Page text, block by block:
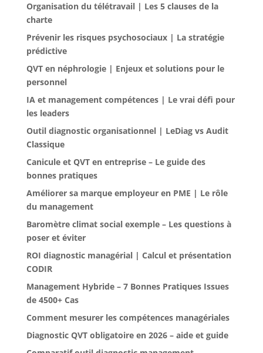
Organisation du télétravail | Les 5 clauses de la
charte
Prévenir les risques psychosociaux | La stratégie
prédictive
QVT en néphrologie | Enjeux et solutions pour le
personnel
IA et management compétences | Le vrai défi pour
les leaders
Outil diagnostic organisationnel | LeDiag vs Audit
Classique
Canicule et QVT en entreprise – Le guide des
bonnes pratiques
Améliorer sa marque employeur en PME | Le rôle
du management
Baromètre climat social exemple – Les questions à
poser et éviter
ROI diagnostic managérial | Calcul et présentation
CODIR
Management Hybride – 7 Bonnes Pratiques Issues
de 4500+ Cas
Comment mesurer les compétences managériales
Diagnostic QVT obligatoire en 2026 – aide et guide